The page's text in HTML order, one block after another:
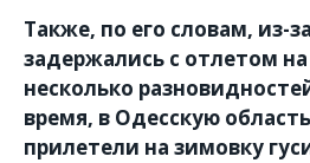
Также, по его словам, из-
задержались с отлетом
несколько
время, в Одесскую
прилетели на зимовку